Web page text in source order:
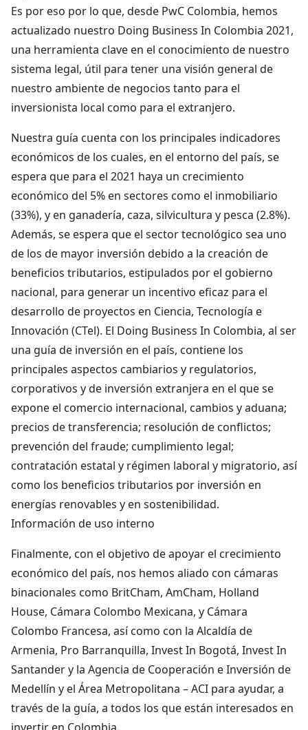
Es por eso por lo que, desde PwC Colombia, hemos
actualizado nuestro Doing Business In Colombia 2021,
una herramienta clave en el conocimiento de nuestro
sistema legal, útil para tener una visión general de
nuestro ambiente de negocios tanto para el
inversionista local como para el extranjero.
Nuestra guía cuenta con los principales indicadores
económicos de los cuales, en el entorno del país, se
espera que para el 2021 haya un crecimiento
económico del 5% en sectores como el inmobiliario
(33%), y en ganadería, caza, silvicultura y pesca (2.8%).
Además, se espera que el sector tecnológico sea uno
de los de mayor inversión debido a la creación de
beneficios tributarios, estipulados por el gobierno
nacional, para generar un incentivo eficaz para el
desarrollo de proyectos en Ciencia, Tecnología e
Innovación (CTel). El Doing Business In Colombia, al ser
una guía de inversión en el país, contiene los
principales aspectos cambiarios y regulatorios,
corporativos y de inversión extranjera en el que se
expone el comercio internacional, cambios y aduana;
precios de transferencia; resolución de conflictos;
prevención del fraude; cumplimiento legal;
contratación estatal y régimen laboral y migratorio, así
como los beneficios tributarios por inversión en
energías renovables y en sostenibilidad.
Información de uso interno
Finalmente, con el objetivo de apoyar el crecimiento
económico del país, nos hemos aliado con cámaras
binacionales como BritCham, AmCham, Holland
House, Cámara Colombo Mexicana, y Cámara
Colombo Francesa, así como con la Alcaldía de
Armenia, Pro Barranquilla, Invest In Bogotá, Invest In
Santander y la Agencia de Cooperación e Inversión de
Medellín y el Área Metropolitana – ACI para ayudar, a
través de la guía, a todos los que están interesados en